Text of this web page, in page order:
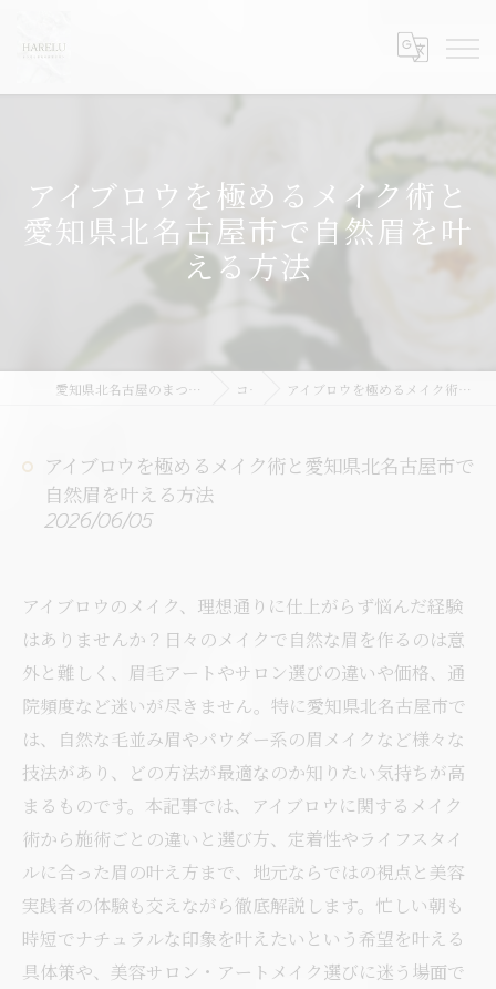
アイブロウを極めるメイク術と
愛知県北名古屋市で自然眉を叶
える方法
愛知県北名古屋のまつ毛パーマならHARELU北名古屋店 コラム アイブロウを極めるメイク術と愛知県北名古屋市で自然眉を叶える方法
アイブロウを極めるメイク術と愛知県北名古屋市で
自然眉を叶える方法
2026/06/05
アイブロウのメイク、理想通りに仕上がらず悩んだ経験
はありませんか？日々のメイクで自然な眉を作るのは意
外と難しく、眉毛アートやサロン選びの違いや価格、通
院頻度など迷いが尽きません。特に愛知県北名古屋市で
は、自然な毛並み眉やパウダー系の眉メイクなど様々な
技法があり、どの方法が最適なのか知りたい気持ちが高
まるものです。本記事では、アイブロウに関するメイク
術から施術ごとの違いと選び方、定着性やライフスタイ
ルに合った眉の叶え方まで、地元ならではの視点と美容
実践者の体験も交えながら徹底解説します。忙しい朝も
時短でナチュラルな印象を叶えたいという希望を叶える
具体策や、美容サロン・アートメイク選びに迷う場面で